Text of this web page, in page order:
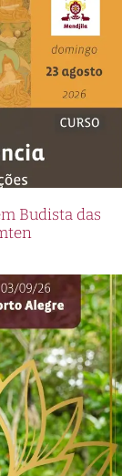
Budista das